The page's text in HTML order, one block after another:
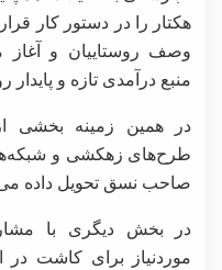
هکتار را در دستور کار
وصف روستاییان و
منبع درآمدی تازه و پایدار
در همین زمینه بخشی
طرح‌های زهکشی و
صاحب نسق تحویل داده
در بخش دیگری با
موردنیاز برای کاشت در